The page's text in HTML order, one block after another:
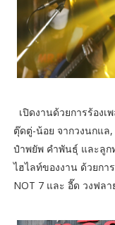
เปิดงานด้วยการร้อง
ตุ๊ดตู่-น้อย จากวงนกแล
ป๋าพยัพ คำพันธุ์ และลูก
ไฮไลท์ของงาน ด้วยกา
NOT 7 และ อี๊ด วงฟล